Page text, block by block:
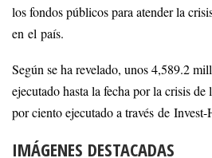
los fondos públicos para atender la
en el país.
Según se ha revelado, unos 4,589.2
ejecutado hasta la fecha por la crisis
por ciento ejecutado a través de Invest-
IMÁGENES DESTACADAS